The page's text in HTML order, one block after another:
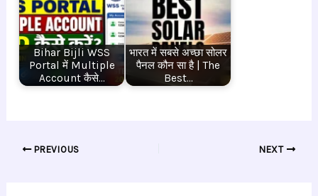
Bihar Bijli WSS
Portal में Multiple
Account कैसे…
भारत में सबसे अच्छा सोलर
पैनल कौन सा है | The
Best…
PREVIOUS NEXT